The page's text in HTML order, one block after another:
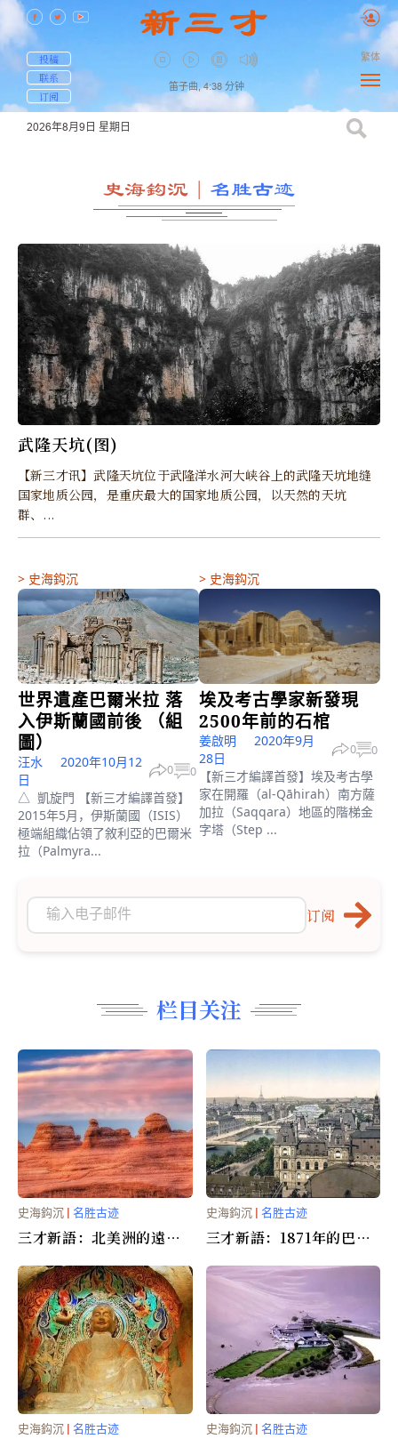
投稿
联系
订阅
笛子曲, 4:38 分钟
繁体
2026年8月9日 星期日
史海鈎沉 ｜ 名胜古迹
订阅
武隆天坑(图)
【新三才讯】武隆天坑位于武隆洋水河大峡谷上的武隆天坑地缝
国家地质公园，是重庆最大的国家地质公园，以天然的天坑
群、...
> 史海鈎沉
世界遺產巴爾米拉 落
入伊斯蘭國前後 （組
圖）
汪水
2020年10月12
日
0 0
△ 凱旋門 【新三才編譯首發】
2015年5月，伊斯蘭國（ISIS）
極端組織佔領了敘利亞的巴爾米
拉（Palmyra...
> 史海鈎沉
埃及考古學家新發現
2500年前的石棺
姜啟明
2020年9月
28日
0 0
【新三才編譯首發】埃及考古學
家在開羅（al-Qāhirah）南方薩
加拉（Saqqara）地區的階梯金
字塔（Step ...
栏目关注
史海鈎沉 | 名胜古迹
三才新語：北美洲的遠古
史海鈎沉 | 名胜古迹
三才新語：1871年的巴黎
史海鈎沉 | 名胜古迹 史海鈎沉 | 名胜古迹